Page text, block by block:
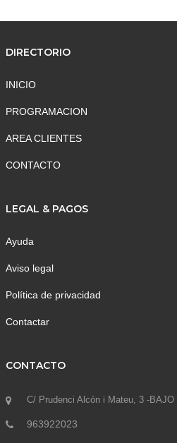
DIRECTORIO
INICIO
PROGRAMACION
AREA CLIENTES
CONTACTO
LEGAL & PAGOS
Ayuda
Aviso legal
Política de privacidad
Contactar
CONTACTO
C/ Prudenci Alcón i Mateu, 3 -
963922023